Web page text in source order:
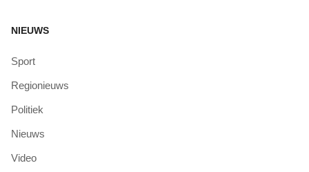
NIEUWS
Sport
Regionieuws
Politiek
Nieuws
Video